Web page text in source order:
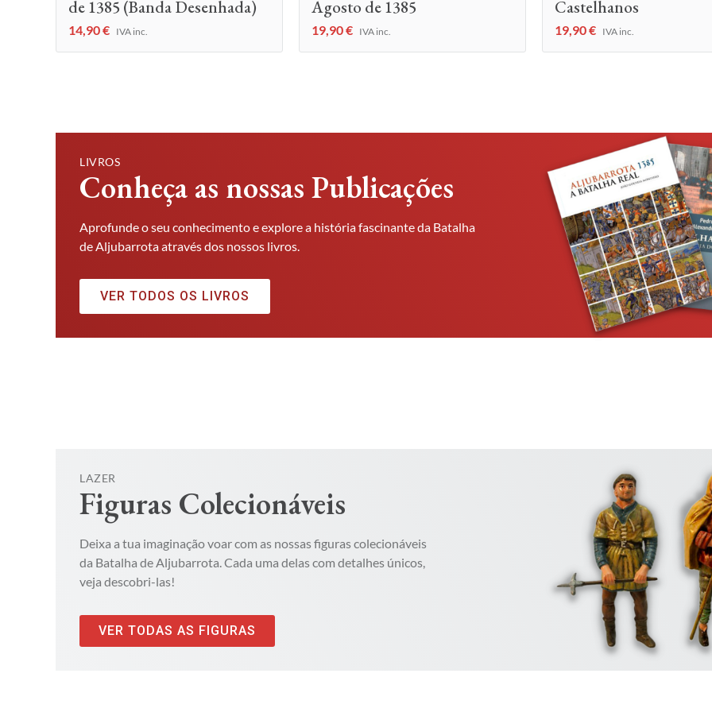
de 1385 (Banda Desenhada)
14,90€ IVA inc.
Agosto de 1385
19,90€ IVA inc.
Castelhanos
19,90€ IVA inc.
LIVROS
Conheça as nossas Publicações
Aprofunde o seu conhecimento e explore a história fascinante da Batalha
de Aljubarrota através dos nossos livros.
VER TODOS OS LIVROS
LAZER
Figuras Colecionáveis
Deixa a tua imaginação voar com as nossas figuras colecionáveis
da Batalha de Aljubarrota. Cada uma delas com detalhes únicos,
veja descobri-las!
VER TODAS AS FIGURAS